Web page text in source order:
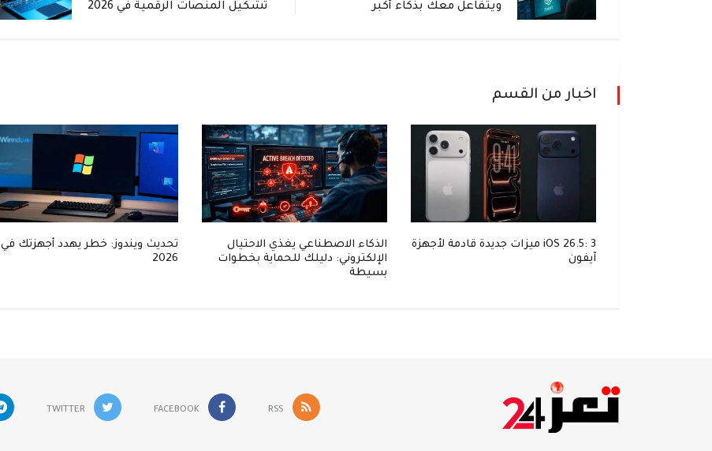
ويتفاعل معك بذكاء أكبر
تشكيل المنصات الرقمية في 2026
اخبار من القسم
iOS 26.5: 3 ميزات جديدة قادمة لأجهزة
آيفون
الذكاء الاصطناعي يغذي الاحتيال
الإلكتروني: دليلك للحماية بخطوات
بسيطة
تحديث ويندوز: خطر يهدد أجهزتك في
2026
RSS
FACEBOOK
TWITTER